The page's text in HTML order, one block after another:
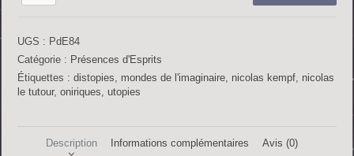
n°84
UGS : PdE84
Catégorie : Présences d'Esprits
Étiquettes :distopies, mondes de l'imaginaire, nicolas kempf, nicolas
le tutour,oniriques,utopies
Description Informations complémentaires Avis (0)